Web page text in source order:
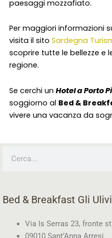
paesaggi mozzafiato.
Per maggiori informazioni
visita il sito Sardegna
scoprire tutte le bellezze e
regione.
Se cerchi un Hotel a Porto
soggiorno al Bed &
vivere una vacanza da
Bed & Breakfast Gli Ulivi
Via Is Serras 23, fronte